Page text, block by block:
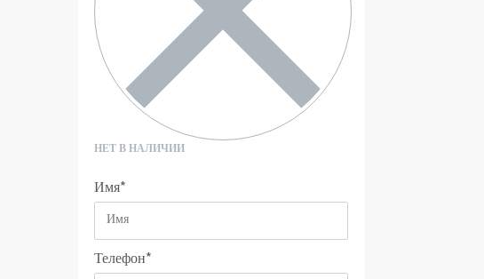
НЕТ В НАЛИЧИИ
Имя*
Телефон*